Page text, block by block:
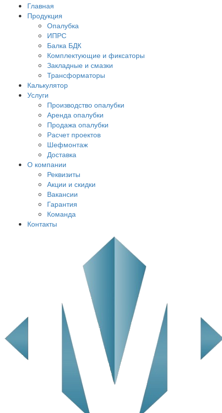
Главная
Продукция
Опалубка
ИПРС
Балка БДК
Комплектующие и фиксаторы
Закладные и смазки
Трансформаторы
Калькулятор
Услуги
Производство опалубки
Аренда опалубки
Продажа опалубки
Расчет проектов
Шефмонтаж
Доставка
О компании
Реквизиты
Акции и скидки
Вакансии
Гарантия
Команда
Контакты